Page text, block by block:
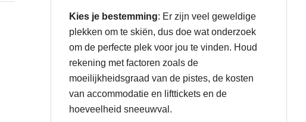
Kies je bestemming: Er zijn veel geweldige
plekken om te skiën, dus doe wat onderzoek
om de perfecte plek voor jou te vinden. Houd
rekening met factoren zoals de
moeilijkheidsgraad van de pistes, de kosten
van accommodatie en lifttickets en de
hoeveelheid sneeuwval.